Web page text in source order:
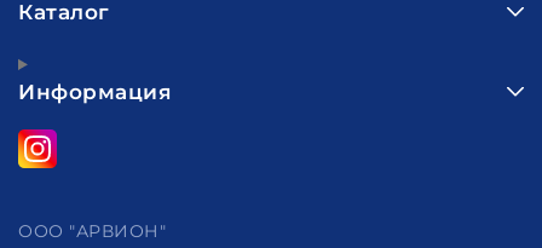
Каталог
Информация
ООО "АРВИОН"